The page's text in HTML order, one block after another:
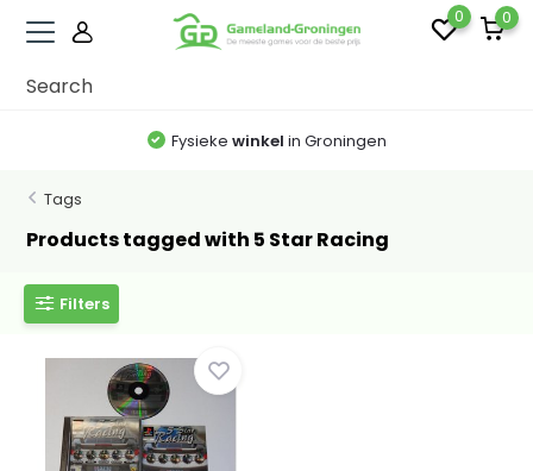
0 0
Fysieke winkel in Groningen
Tags
Products tagged with 5 Star Racing
Filters